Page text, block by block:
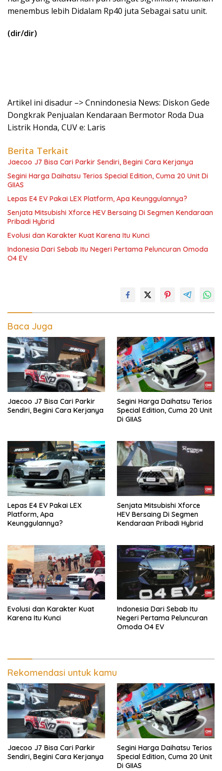
menembus lebih Didalam Rp40 juta Sebagai satu unit.
(dir/dir)
Artikel ini disadur –> Cnnindonesia News: Diskon Gede
Dongkrak Penjualan Kendaraan Bermotor Roda Dua
Listrik Honda, CUV e: Laris
Berita Terkait
Jaecoo J7 Bisa Cari Parkir Sendiri, Begini Cara Kerjanya
Segini Harga Daihatsu Terios Special Edition, Cuma 20 Unit Di
GIIAS
Lepas E4 EV Pakai LEX Platform, Apa Keunggulannya?
Senjata Mitsubishi Xforce HEV Bersaing Di Segmen Kendaraan
Pribadi Hybrid
Evolusi dan Karakter Kuat Karena Itu Kunci
Indonesia Dari Sebab Itu Negeri Pertama Peluncuran Omoda
O4 EV
Baca Juga
Jaecoo J7 Bisa Cari Parkir
Sendiri, Begini Cara Kerjanya
Segini Harga Daihatsu Terios
Special Edition, Cuma 20 Unit
Di GIIAS
Lepas E4 EV Pakai LEX
Platform, Apa
Keunggulannya?
Senjata Mitsubishi Xforce
HEV Bersaing Di Segmen
Kendaraan Pribadi Hybrid
Evolusi dan Karakter Kuat
Karena Itu Kunci
Indonesia Dari Sebab Itu
Negeri Pertama Peluncuran
Omoda O4 EV
Rekomendasi untuk kamu
Jaecoo J7 Bisa Cari Parkir
Sendiri, Begini Cara Kerjanya
Segini Harga Daihatsu Terios
Special Edition, Cuma 20 Unit
Di GIIAS